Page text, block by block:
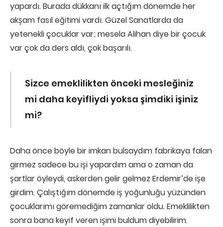
yapardı. Burada dükkanı ilk açtığım dönemde her
akşam fasıl eğitimi vardı. Güzel Sanatlarda da
yetenekli çocuklar var; mesela Alihan diye bir çocuk
var çok da ders aldı, çok başarılı.
Sizce emeklilikten önceki mesleğiniz
mi daha keyifliydi yoksa şimdiki işiniz
mi?
Daha önce böyle bir imkan bulsaydım fabrikaya falan
girmez sadece bu işi yapardım ama o zaman da
şartlar öyleydi, askerden gelir gelmez Erdemir’de işe
girdim. Çalıştığım dönemde iş yoğunluğu yüzünden
çocuklarımı göremediğim zamanlar oldu. Emeklilikten
sonra bana keyif veren işimi buldum diyebilirim.